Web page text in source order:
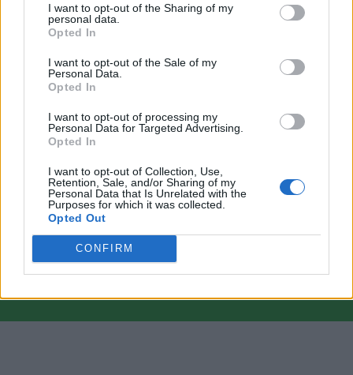
I want to opt-out of the Sharing of my
personal data.
Opted In
I want to opt-out of the Sale of my
Personal Data.
Opted In
I want to opt-out of processing my
Personal Data for Targeted Advertising.
Opted In
I want to opt-out of Collection, Use,
Retention, Sale, and/or Sharing of my
Personal Data that Is Unrelated with the
Purposes for which it was collected.
Opted Out
CONFIRM
VAI ALLA VERSIONE CLASSICA
Il materiale (testo, foto e video) consultabile in questo portale è di nostra proprietà.
giunti da internet, in quanto arrivati alla nostra attenzione attraverso regolari
comunicati stampa con immagini e testi allegati ed autorizzati alla pubblicazione, e
quindi valutati di pubblico dominio. Se i soggetti o gli autori avessero qualcosa in
contrario alla pubblicazione, non avranno che da segnalarlo alla redazione (indirizzo
redazione@napolimagazine.com), che provvederà prontamente alla rimozione.
proprietà di Napoli Magazine.